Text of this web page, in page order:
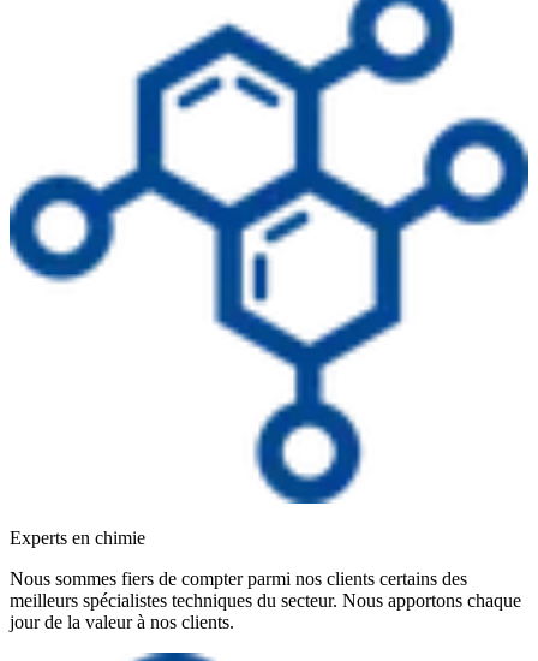
Experts en chimie
Nous sommes fiers de compter parmi nos clients certains des
meilleurs spécialistes techniques du secteur. Nous apportons chaque
jour de la valeur à nos clients.